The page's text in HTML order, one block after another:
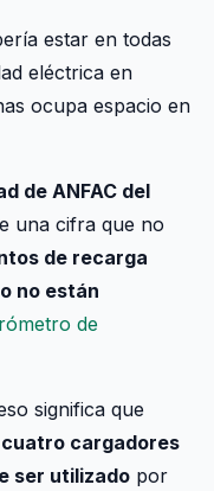
estar en todas
eléctrica en
ocupa espacio en
de ANFAC del
una cifra que no
de recarga
no están
de
significa que
cargadores
ser utilizado por